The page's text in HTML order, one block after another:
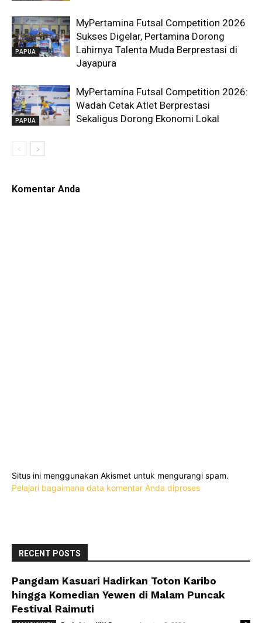
PAPUA
MyPertamina Futsal Competition 2026
Sukses Digelar, Pertamina Dorong
Lahirnya Talenta Muda Berprestasi di
Jayapura
PAPUA
MyPertamina Futsal Competition 2026:
Wadah Cetak Atlet Berprestasi
Sekaligus Dorong Ekonomi Lokal
Komentar Anda
Situs ini menggunakan Akismet untuk mengurangi spam.
Pelajari bagaimana data komentar Anda diproses
RECENT POSTS
Pangdam Kasuari Hadirkan Toton Karibo
hingga Komedian Yewen di Malam Puncak
Festival Raimuti